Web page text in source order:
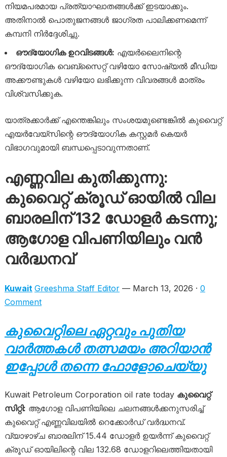
നിയമപരമായ പ്രത്യാഘാതങ്ങൾക്ക് ഇടയാക്കും.
അതിനാൽ പൊതുജനങ്ങൾ ജാഗ്രത പാലിക്കണമെന്ന്
കമ്പനി നിർദ്ദേശിച്ചു.
ഔദ്യോഗിക ഉറവിടങ്ങൾ: എയർലൈനിന്റെ
ഔദ്യോഗിക വെബ്സൈറ്റ് വഴിയോ സോഷ്യൽ മീഡിയ
അക്കൗണ്ടുകൾ വഴിയോ ലഭിക്കുന്ന വിവരങ്ങൾ മാത്രം
വിശ്വസിക്കുക.
യാത്രക്കാർക്ക് എന്തെങ്കിലും സംശയമുണ്ടെങ്കിൽ കുവൈറ്റ്
എയർവേയ്‌സിന്റെ ഔദ്യോഗിക കസ്റ്റമർ കെയർ
വിഭാഗവുമായി ബന്ധപ്പെടാവുന്നതാണ്.
എണ്ണവില കുതിക്കുന്നു:
കുവൈറ്റ് ക്രൂഡ് ഓയിൽ വില
ബാരലിന് 132 ഡോളർ കടന്നു;
ആഗോള വിപണിയിലും വൻ
വർദ്ധനവ്
Kuwait Greeshma Staff Editor— March 13, 2026 · 0
Comment
കുവൈറ്റിലെ ഏറ്റവും പുതിയ
വാർത്തകൾ തത്സമയം അറിയാൻ
ഇപ്പോൾ തന്നെ ഫോളോചെയ്യു
Kuwait Petroleum Corporation oil rate today കുവൈറ്റ്
സിറ്റി: ആഗോള വിപണിയിലെ ചലനങ്ങൾക്കനുസരിച്ച്
കുവൈറ്റ് എണ്ണവിലയിൽ റെക്കോർഡ് വർദ്ധനവ്.
വ്യാഴാഴ്ച ബാരലിന് 15.44 ഡോളർ ഉയർന്ന് കുവൈറ്റ്
ക്രൂഡ് ഓയിലിന്റെ വില 132.68 ഡോളറിലെത്തിയതായി